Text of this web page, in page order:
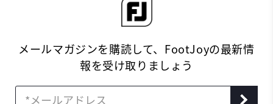
メールマガジンを購読して、FootJoyの最新情
報を受け取りましょう